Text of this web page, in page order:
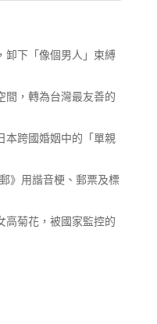
卸下「像個男人」束縛
間，轉為台灣最友善的
本跨國婚姻中的「單親
》用諧音梗、郵票及標
高菊花，被國家監控的